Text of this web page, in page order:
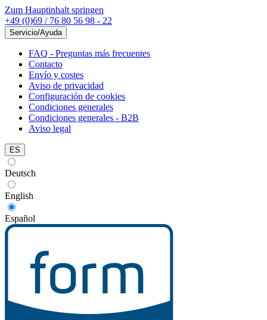
Zum Hauptinhalt springen
+49 (0)69 / 76 80 56 98 - 22
Servicio/Ayuda
FAQ - Preguntas más frecuentes
Contacto
Envío y costes
Aviso de privacidad
Configuración de cookies
Condiciones generales
Condiciones generales - B2B
Aviso legal
ES
Deutsch
English
Español